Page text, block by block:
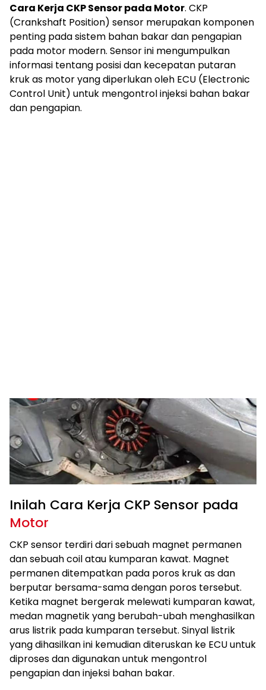
Cara Kerja CKP Sensor pada Motor. CKP
(Crankshaft Position) sensor merupakan komponen
penting pada sistem bahan bakar dan pengapian
pada motor modern. Sensor ini mengumpulkan
informasi tentang posisi dan kecepatan putaran
kruk as motor yang diperlukan oleh ECU (Electronic
Control Unit) untuk mengontrol injeksi bahan bakar
dan pengapian.
Inilah Cara Kerja CKP Sensor pada
Motor
CKP sensor terdiri dari sebuah magnet permanen
dan sebuah coil atau kumparan kawat. Magnet
permanen ditempatkan pada poros kruk as dan
berputar bersama-sama dengan poros tersebut.
Ketika magnet bergerak melewati kumparan kawat,
medan magnetik yang berubah-ubah menghasilkan
arus listrik pada kumparan tersebut. Sinyal listrik
yang dihasilkan ini kemudian diteruskan ke ECU untuk
diproses dan digunakan untuk mengontrol
pengapian dan injeksi bahan bakar.